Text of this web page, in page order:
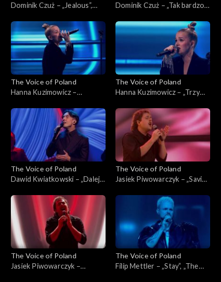
Dominik Czuż – „Jealous”,
22 listopada 2025
Dominik Czuż – „Tak bardzo
Poland”, Live 3, 22 listopada
2025
The Voice of Poland
Hanna Kuzimowicz –
Voice of Poland”, Live 3, 22
listopada 2025
The Voice of Poland
Hanna Kuzimowicz – „Trzy
Poland”, Live 3, 22 listopada
2025
The Voice of Poland
Dawid Kwiatkowski – „Dalej,
Live 3, 22 listopada 2025
The Voice of Poland
Jasiek Piwowarczyk – „Saving
Voice of Poland”, Live 3, 22
listopada 2025
The Voice of Poland
Jasiek Piwowarczyk –
The Voice of Poland
Filip Mettler – „Stay”, „The